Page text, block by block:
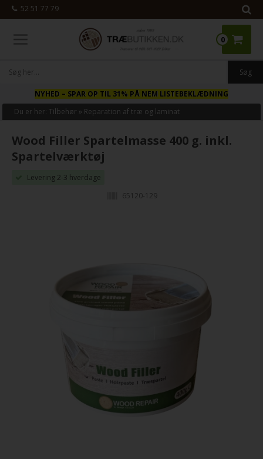
52 51 77 79
0
NYHED – SPAR OP TIL 31% PÅ NEM LISTEBEKLÆDNING
Du er her:Tilbehør » Reparation af træ og laminat
Wood Filler Spartelmasse 400 g. inkl.
Spartelværktøj
Levering 2-3 hverdage
65120-129